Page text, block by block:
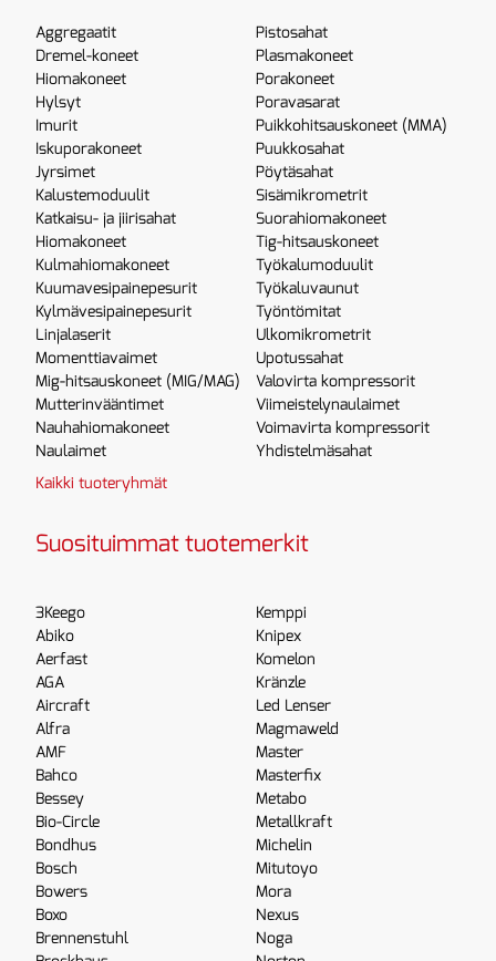
Aggregaatit
Dremel-koneet
Hiomakoneet
Hylsyt
Imurit
Iskuporakoneet
Jyrsimet
Kalustemoduulit
Katkaisu- ja jiirisahat
Hiomakoneet
Kulmahiomakoneet
Kuumavesipainepesurit
Kylmävesipainepesurit
Linjalaserit
Momenttiavaimet
Mig-hitsauskoneet (MIG/MAG)
Mutterinvääntimet
Nauhahiomakoneet
Naulaimet
Pistosahat
Plasmakoneet
Porakoneet
Poravasarat
Puikkohitsauskoneet (MMA)
Puukkosahat
Pöytäsahat
Sisämikrometrit
Suorahiomakoneet
Tig-hitsauskoneet
Työkalumoduulit
Työkaluvaunut
Työntömitat
Ulkomikrometrit
Upotussahat
Valovirta kompressorit
Viimeistelynaulaimet
Voimavirta kompressorit
Yhdistelmäsahat
Kaikki tuoteryhmät
Suosituimmat tuotemerkit
3Keego
Abiko
Aerfast
AGA
Aircraft
Alfra
AMF
Bahco
Bessey
Bio-Circle
Bondhus
Bosch
Bowers
Boxo
Brennenstuhl
Kemppi
Knipex
Komelon
Kränzle
Led Lenser
Magmaweld
Master
Masterfix
Metabo
Metallkraft
Michelin
Mitutoyo
Mora
Nexus
Noga